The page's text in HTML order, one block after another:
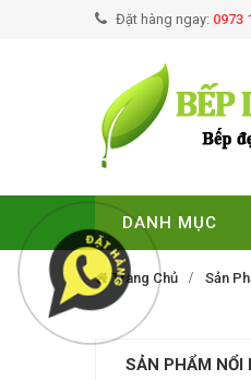
Đặt hàng ngay: 0973
DANH MỤC
Trang Chủ Sản
SẢN PHẨM NỔI